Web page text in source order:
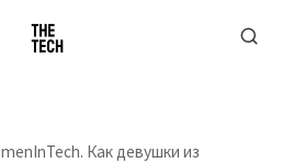
Как девушки из